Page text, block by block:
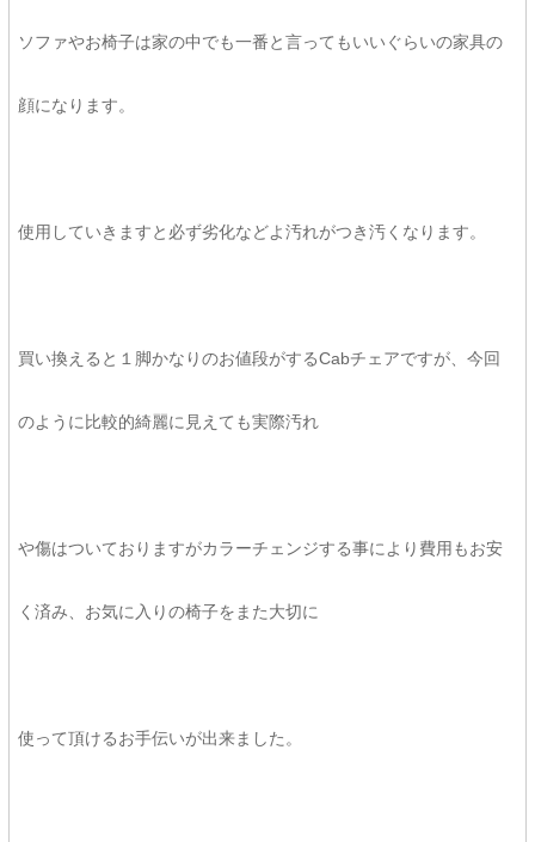
ソファやお椅子は家の中でも一番と言ってもいいぐらいの家具の
顔になります。
使用していきますと必ず劣化などよ汚れがつき汚くなります。
買い換えると１脚かなりのお値段がするCabチェアですが、今回
のように比較的綺麗に見えても実際汚れ
や傷はついておりますがカラーチェンジする事により費用もお安
く済み、お気に入りの椅子をまた大切に
使って頂けるお手伝いが出来ました。